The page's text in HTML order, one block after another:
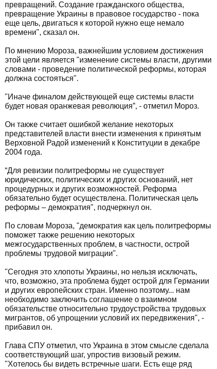
превращений. Создание гражданского общества,
превращение Украины в правовое государство - пока
еще цель, двигаться к которой нужно еще немало
времени", сказал он.
По мнению Мороза, важнейшим условием достижения
этой цели является "изменение системы власти, другими
словами - проведение политической реформы, которая
должна состояться".
"Иначе финалом действующей еще системы власти
будет новая оранжевая революция”, - отметил Мороз.
Он также считает ошибкой желание некоторых
представителей власти внести изменения к принятым
Верховной Радой изменений к Конституции в декабре
2004 года.
“Для ревизии политреформы не существует
юридических, политических и других оснований, нет
процедурных и других возможностей. Реформа
обязательно будет осуществлена. Политическая цель
реформы – демократия", подчеркнул он.
По словам Мороза, "демократия как цель политреформы
поможет также решению некоторых
межгосударственных проблем, в частности, острой
проблемы трудовой миграции".
"Сегодня это хлопоты Украины, но нельзя исключать,
что, возможно, эта проблема будет острой для Германии
и других европейских стран. Именно поэтому... нам
необходимо заключить соглашение о взаимном
обязательстве относительно трудоустройства трудовых
мигрантов, об упрощении условий их передвижения", -
прибавил он.
Глава СПУ отметил, что Украина в этом смысле сделала
соответствующий шаг, упростив визовый режим.
"Хотелось бы видеть встречные шаги. Есть еще ряд